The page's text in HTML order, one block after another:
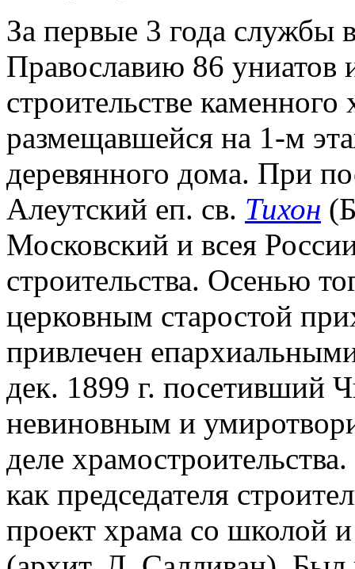
За первые 3 года службы
Православию 86 униатов
строительстве
размещавшейся на 1-м
деревянного дома. При
Алеутский еп. св. Тихон
Московский и всея
строительства. Осенью
церковным старостой
привлечен
дек. 1899 г. посетивший
невиновным и
деле
как председателя
проект храма со школой